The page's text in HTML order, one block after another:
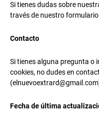
Si tienes dudas sobre
través de nuestro
Contacto
Si tienes alguna pregunta o
cookies, no dudes en
Fecha de última